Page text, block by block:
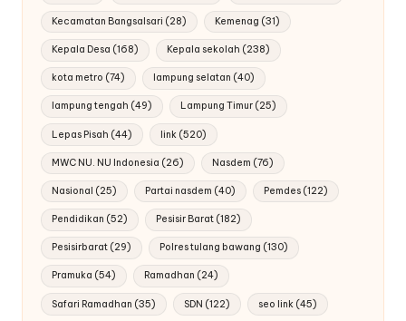
Kecamatan Bangsalsari (28) Kemenag (31)
Kepala Desa (168) Kepala sekolah (238)
kota metro (74) lampung selatan (40)
lampung tengah (49) Lampung Timur(25)
Lepas Pisah (44) link(520)
MWC NU. NU Indonesia (26) Nasdem (76)
Nasional (25) Partai nasdem (40) Pemdes(122)
Pendidikan (52) Pesisir Barat(182)
Pesisirbarat (29) Polres tulang bawang (130)
Pramuka (54) Ramadhan (24)
Safari Ramadhan (35) SDN (122) seo link(45)